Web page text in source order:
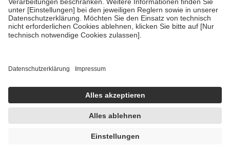
GKV getragen werden
• empfohlenen Schutzimpfungen
• Harn- und Blutteststreifen
getroffen, um sicherzustellen, dass es sich um echte Bewertungen
https://help.etrusted.com/hc/de/articles/4419944605341
Einige Bilder und Inhalte wurden unter Zuhilfenahme künstlicher